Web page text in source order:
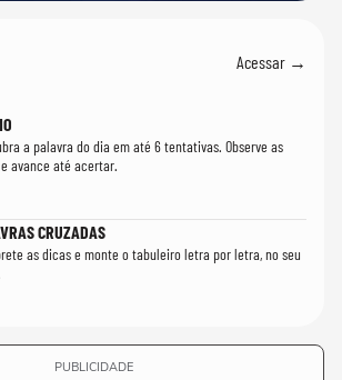
Acessar →
a palavra do dia em até 6 tentativas. Observe as
avance até acertar.
CRUZADAS
as dicas e monte o tabuleiro letra por letra, no seu
PUBLICIDADE